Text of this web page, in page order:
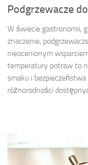
Podgrzewacze
W świecie gastronomii,
znaczenie,
nieocenionym
temperatury potraw to
smaku i
różnorodności